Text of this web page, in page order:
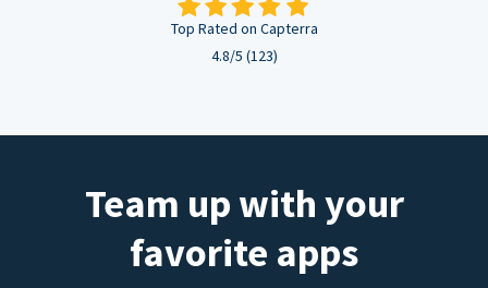
Top Rated on Capterra
4.8/5 (123)
Team up with your
favorite apps